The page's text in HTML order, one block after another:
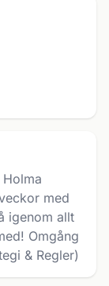
med
igenom allt
Omgång
& Regler)